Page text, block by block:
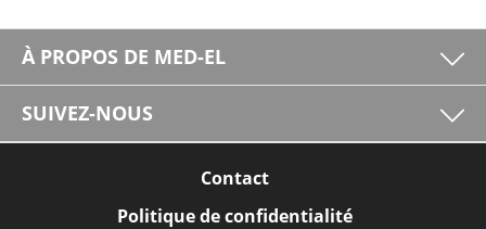
À PROPOS DE MED-EL
SUIVEZ-NOUS
Contact
Politique de confidentialité